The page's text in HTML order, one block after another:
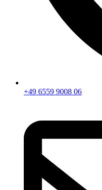
+49 6559 9008 06